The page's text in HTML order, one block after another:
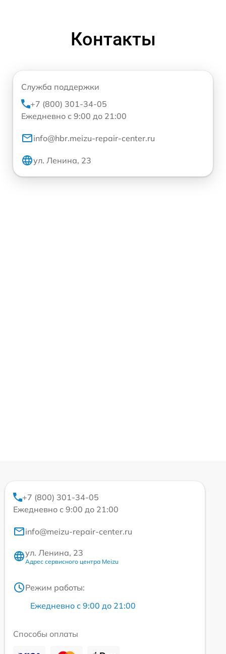
Контакты
Служба поддержки
+7 (800) 301-34-05
Ежедневно с 9:00 до 21:00
info@hbr.meizu-repair-center.ru
ул. Ленина, 23
+7 (800) 301-34-05
Ежедневно с 9:00 до 21:00
info@meizu-repair-center.ru
ул. Ленина, 23
Адрес сервисного центра Meizu
Режим работы:
Ежедневно с 9:00 до 21:00
Способы оплаты